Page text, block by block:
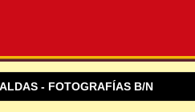
- FOTOGRAFÍAS B/N